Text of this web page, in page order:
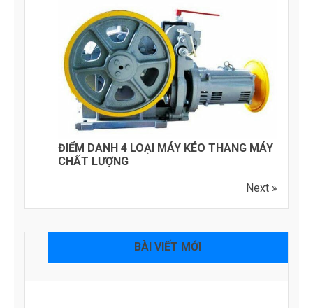
ĐIỂM DANH 4 LOẠI MÁY KÉO THANG MÁY
CHẤT LƯỢNG
Next »
BÀI VIẾT MỚI